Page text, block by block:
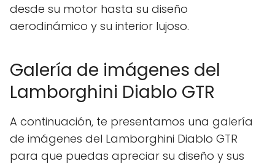
desde su motor hasta su diseño
aerodinámico y su interior lujoso.
Galería de imágenes del
Lamborghini Diablo GTR
A continuación, te presentamos una galería
de imágenes del Lamborghini Diablo GTR
para que puedas apreciar su diseño y sus